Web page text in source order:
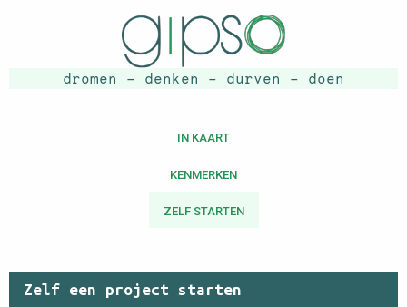
dromen - denken - durven - doen
IN KAART
KENMERKEN
ZELF STARTEN
Zelf een project starten